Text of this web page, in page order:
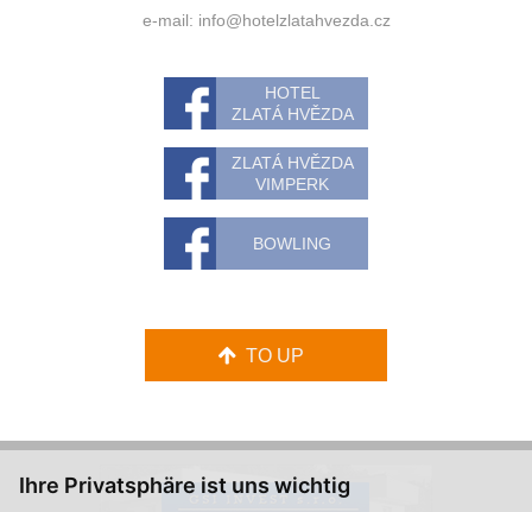
Ihre Privatsphäre ist uns wichtig
e-mail: info@hotelzlatahvezda.cz
HOTEL
ZLATÁ HVĚZDA
ZLATÁ HVĚZDA
VIMPERK
BOWLING
TO UP